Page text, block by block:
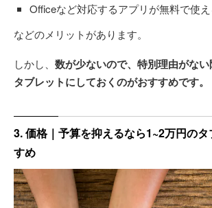
Officeなど対応するアプリが無料で使え
などのメリットがあります。
しかし、 数が少ないので、特別理由がな
タブレットにしておくのがおすすめです。
3. 価格｜予算を抑えるなら1~2万円の
すめ